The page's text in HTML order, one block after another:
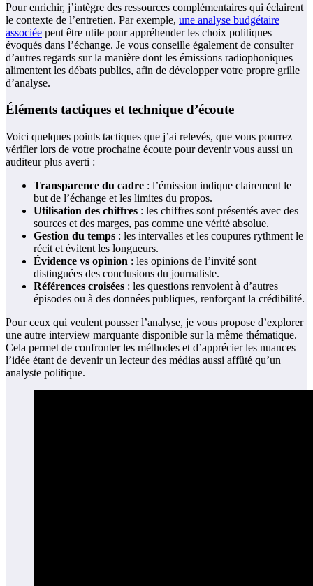
Pour enrichir, j’intègre des ressources complémentaires qui éclairent
le contexte de l’entretien. Par exemple, une analyse budgétaire
associée peut être utile pour appréhender les choix politiques
évoqués dans l’échange. Je vous conseille également de consulter
d’autres regards sur la manière dont les émissions radiophoniques
alimentent les débats publics, afin de développer votre propre grille
d’analyse.
Éléments tactiques et technique d’écoute
Voici quelques points tactiques que j’ai relevés, que vous pourrez
vérifier lors de votre prochaine écoute pour devenir vous aussi un
auditeur plus averti :
Transparence du cadre : l’émission indique clairement le
but de l’échange et les limites du propos.
Utilisation des chiffres : les chiffres sont présentés avec des
sources et des marges, pas comme une vérité absolue.
Gestion du temps : les intervalles et les coupures rythment le
récit et évitent les longueurs.
Évidence vs opinion : les opinions de l’invité sont
distinguées des conclusions du journaliste.
Références croisées : les questions renvoient à d’autres
épisodes ou à des données publiques, renforçant la crédibilité.
Pour ceux qui veulent pousser l’analyse, je vous propose d’explorer
une autre interview marquante disponible sur la même thématique.
Cela permet de confronter les méthodes et d’apprécier les nuances—
l’idée étant de devenir un lecteur des médias aussi affûté qu’un
analyste politique.